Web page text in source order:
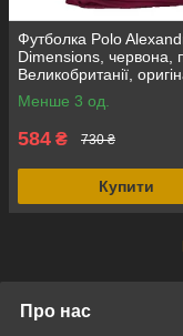
Футболка Polo
Dimensions, червона,
Великобританії,
Менше 3 од.
584 ₴ 730 ₴
Купити
Про нас